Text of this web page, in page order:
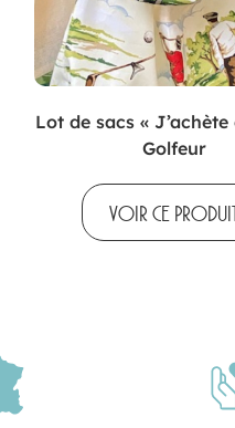
Lot de sacs «
Golfeur
VOIR CE PRODUIT